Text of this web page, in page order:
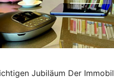
Jubiläum Der